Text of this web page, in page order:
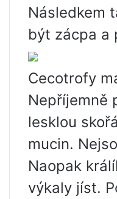
Následkem
být zácpa a
Cecotrofy
Nepříjemně
lesklou
mucin.
Naopak
výkaly jíst.